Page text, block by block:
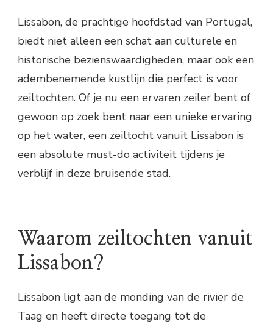
Lissabon, de prachtige hoofdstad van Portugal,
biedt niet alleen een schat aan culturele en
historische bezienswaardigheden, maar ook een
adembenemende kustlijn die perfect is voor
zeiltochten. Of je nu een ervaren zeiler bent of
gewoon op zoek bent naar een unieke ervaring
op het water, een zeiltocht vanuit Lissabon is
een absolute must-do activiteit tijdens je
verblijf in deze bruisende stad.
Waarom zeiltochten vanuit
Lissabon?
Lissabon ligt aan de monding van de rivier de
Taag en heeft directe toegang tot de